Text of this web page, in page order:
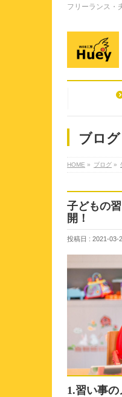
フリーランス・
ブログ
HOME » ブログ »
子どもの
開！
投稿日 : 2021-03-
1.習い事